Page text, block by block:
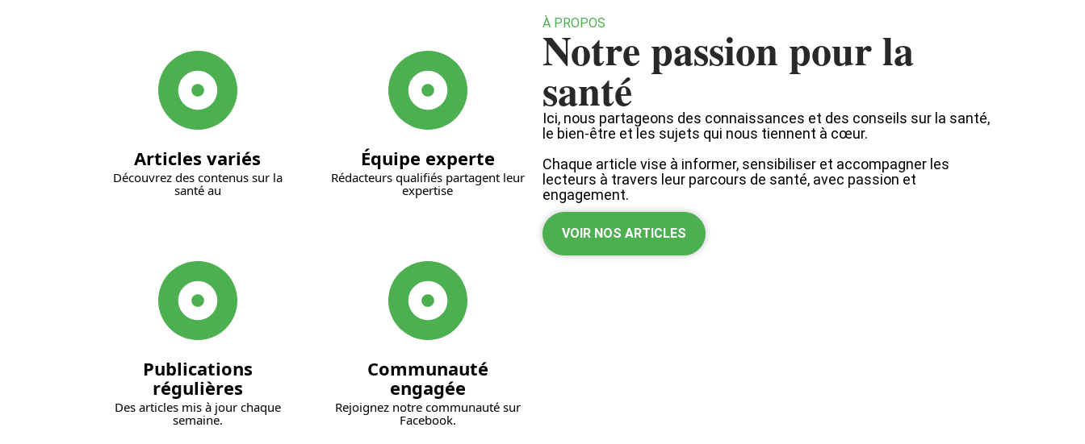
Articles variés
Découvrez des contenus sur la
santé au
Publications
régulières
Des articles mis à jour chaque
semaine.
Équipe experte
Rédacteurs qualifiés partagent leur
expertise
Communauté
engagée
Rejoignez notre communauté sur
Facebook.
À PROPOS
Notre passion pour la
santé
Ici, nous partageons des connaissances et des conseils sur la santé,
le bien-être et les sujets qui nous tiennent à cœur.
Chaque article vise à informer, sensibiliser et accompagner les
lecteurs à travers leur parcours de santé, avec passion et
engagement.
VOIR NOS ARTICLES